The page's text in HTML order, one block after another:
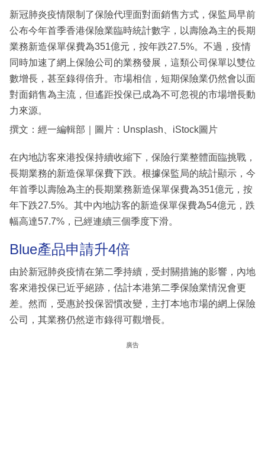
區
新冠肺炎疫情限制了保險代理面對面銷售方式，保監局早前
公布今年首季香港保險業臨時統計數字，以壽險為主的長期
業務新造保單保費為351億元，按年跌27.5%。不過，疫情
同時加速了網上保險公司的業務發展，這類公司保單以雙位
數增長，甚至錄得倍升。市場相信，短期保險業仍然會以面
對面銷售為主流，但遙距投保已成為不可忽視的市場增長動
力來源。
撰文：經一編輯部｜圖片：Unsplash、iStock圖片
在內地訪客來港投保持續收縮下，保險行業整體面臨挑戰，
長期業務的新造保單保費下跌。根據保監局的統計顯示，今
年首季以壽險為主的長期業務新造保單保費為351億元，按
年下跌27.5%。其中內地訪客的新造保單保費為54億元，跌
幅高達57.7%，已經連續三個季度下滑。
Blue產品申請升4倍
由於新冠肺炎疫情在第二季持續，受封關措施的影響，內地
客來港投保已近乎絕跡，估計本港第二季保險業情況會更
差。然而，受惠於投保習慣改變，主打本地市場的網上保險
公司，其業務仍然逆市錄得可觀增長。
廣告